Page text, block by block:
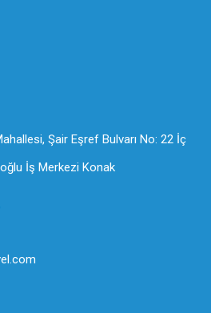
Şair Eşref Bulvarı No: 22 İç
İş Merkezi Konak